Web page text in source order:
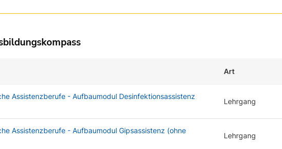
Art
Assistenzberufe - Aufbaumodul Desinfektionsassistenz
Lehrgang
Assistenzberufe - Aufbaumodul Gipsassistenz (ohne
Lehrgang